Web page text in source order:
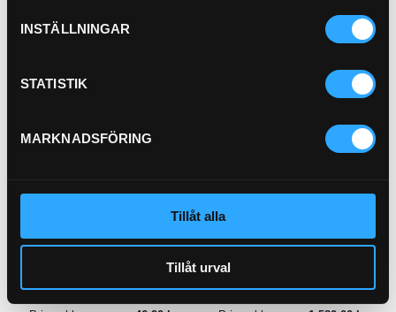
INSTÄLLNINGAR
STATISTIK
MARKNADSFÖRING
Tillåt alla
Tillåt urval
92-8
Hydraulfilter Retur